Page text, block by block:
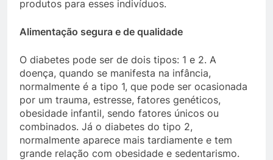
produtos para esses indivíduos.
Alimentação segura e de qualidade
O diabetes pode ser de dois tipos: 1 e 2. A
doença, quando se manifesta na infância,
normalmente é a tipo 1, que pode ser ocasionada
por um trauma, estresse, fatores genéticos,
obesidade infantil, sendo fatores únicos ou
combinados. Já o diabetes do tipo 2,
normalmente aparece mais tardiamente e tem
grande relação com obesidade e sedentarismo.